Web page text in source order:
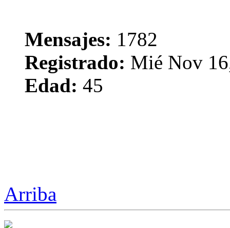
Mensajes: 1782
Registrado: Mié Nov
Edad: 45
Arriba